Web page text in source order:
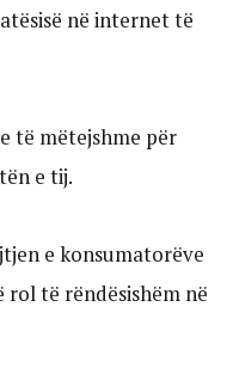
në internet të
të mëtejshme për
e tij.
e konsumatorëve
rol të rëndësishëm në